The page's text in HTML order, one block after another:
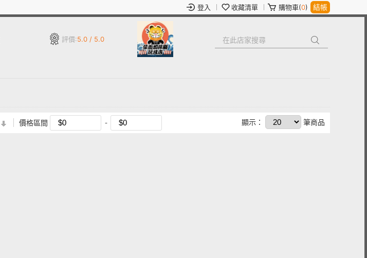
登入 收藏清單 購物車(0) 結帳
評價:5.0 / 5.0
價格區間 顯示： 筆商品